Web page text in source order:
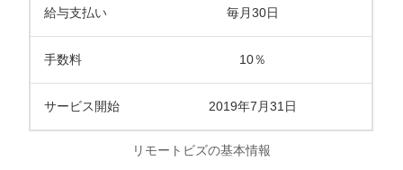
給与支払い 毎月30日
手数料 10％
サービス開始 2019年7月31日
リモートビズの基本情報